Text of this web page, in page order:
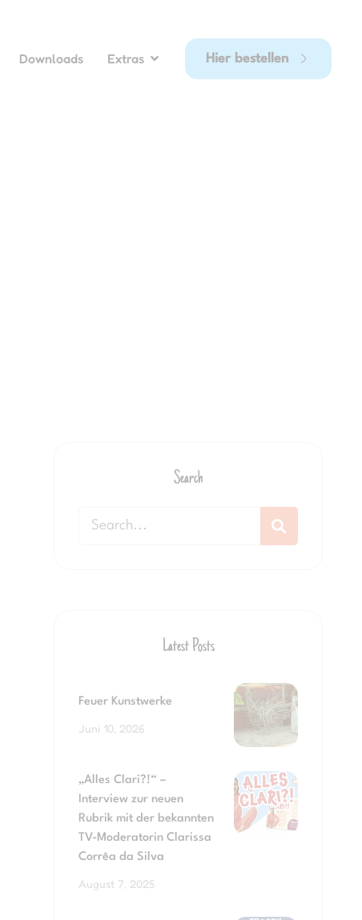
Downloads Extras Hier bestellen
Search
Latest Posts
Feuer Kunstwerke
Juni 10, 2026
„Alles Clari?!“ –
Interview zur neuen
Rubrik mit der bekannten
TV-Moderatorin Clarissa
Corrêa da Silva
August 7, 2025